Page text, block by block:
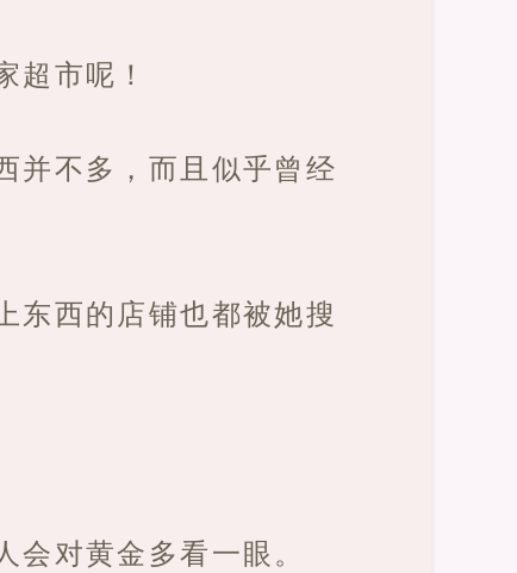
市呢！
并不多，而且似乎曾经
东西的店铺也都被她搜
对黄金多看一眼。